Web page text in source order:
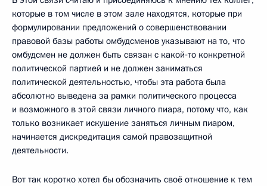
которые в том числе в этом зале находятся, которые при
формулировании предложений о совершенствовании
правовой базы работы омбудсменов указывают на то, что
омбудсмен не должен быть связан с какой‑то конкретной
политической партией и не должен заниматься
политической деятельностью, чтобы эта работа была
абсолютно выведена за рамки политического процесса
и возможного в этой связи личного пиара, потому что, как
только возникает искушение заняться личным пиаром,
начинается дискредитация самой правозащитной
деятельности.
Вот так коротко хотел бы обозначить своё отношение к тем